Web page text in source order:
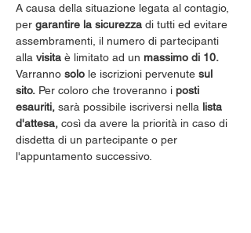
A causa della situazione legata al contagio,
per garantire la sicurezza di tutti ed evitare
assembramenti, il numero di partecipanti
alla visita è limitato ad un massimo di 10.
Varranno solo le iscrizioni pervenute sul
sito. Per coloro che troveranno i posti
esauriti, sarà possibile iscriversi nella lista
d'attesa, così da avere la priorità in caso di
disdetta di un partecipante o per
l'appuntamento successivo.